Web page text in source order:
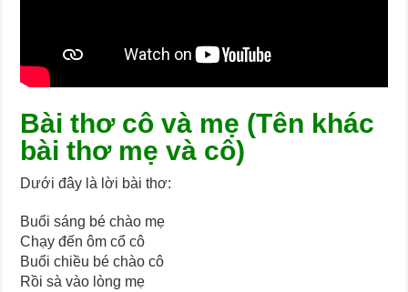
Bài thơ cô và mẹ (Tên khác
bài thơ mẹ và cô)
Dưới đây là lời bài thơ:
Buổi sáng bé chào mẹ
Chạy đến ôm cổ cô
Buổi chiều bé chào cô
Rồi sà vào lòng mẹ